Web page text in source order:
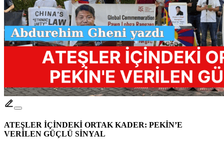
ATEŞLER İÇİNDEKİ ORTAK KADER: PEKİN’E
VERİLEN GÜÇLÜ SİNYAL